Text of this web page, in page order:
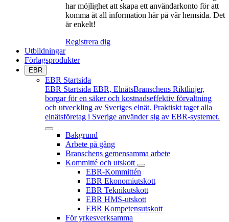
har möjlighet att skapa ett användarkonto för att
komma åt all information här på vår hemsida. Det
är enkelt!
Registrera dig
Utbildningar
Förlagsprodukter
EBR
EBR Startsida
EBR Startsida EBR, ElnätsBranschens Riktlinjer,
borgar för en säker och kostnadseffektiv förvaltning
och utveckling av Sveriges elnät. Praktiskt taget alla
elnätsföretag i Sverige använder sig av EBR-systemet.
Bakgrund
Arbete på gång
Branschens gemensamma arbete
Kommitté och utskott
EBR-Kommittén
EBR Ekonomiutskott
EBR Teknikutskott
EBR HMS-utskott
EBR Kompetensutskott
För yrkesverksamma